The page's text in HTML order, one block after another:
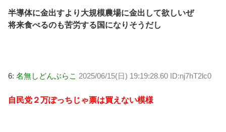
半導体に金出すより大規模農場に金出して欲しいぜ
将来食べるのも苦労する国になりそうだし
6: 名無しどんぶらこ 2025/06/15(日) 19:19:28.60 ID:nj7hT2lc0
自民党２万ぽっちじゃ票は買えない模様